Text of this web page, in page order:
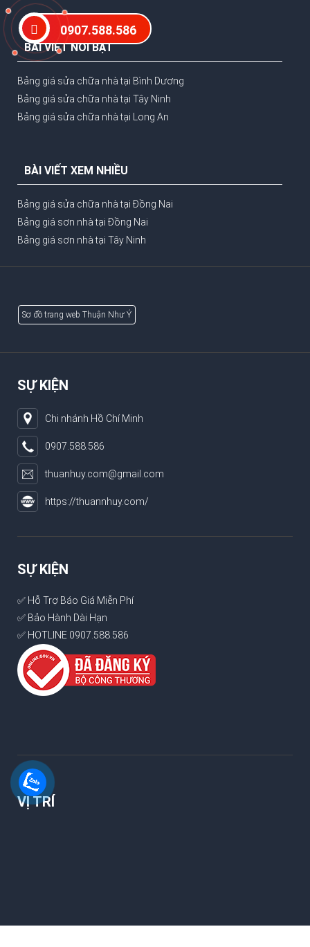
BÀI VIẾT NỔI BẬT
Bảng giá sửa chữa nhà tại Bình Dương
Bảng giá sửa chữa nhà tại Tây Ninh
Bảng giá sửa chữa nhà tại Long An
BÀI VIẾT XEM NHIỀU
Bảng giá sửa chữa nhà tại Đồng Nai
Bảng giá sơn nhà tại Đồng Nai
Bảng giá sơn nhà tại Tây Ninh
Sơ đồ trang web Thuận Như Ý
SỰ KIỆN
Chi nhánh Hồ Chí Minh
0907.588.586
thuanhuy.com@gmail.com
https://thuannhuy.com/
SỰ KIỆN
✅ Hỗ Trợ Báo Giá Miễn Phí
✅ Bảo Hành Dài Hạn
✅ HOTLINE 0907.588.586
VỊ TRÍ
0907.588.586